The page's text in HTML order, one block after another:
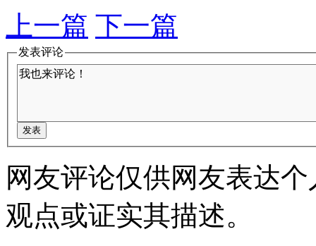
上一篇 下一篇
发表评论
网友评论仅供网友表达
观点或证实其描述。